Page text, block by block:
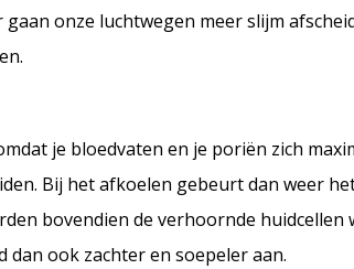
onze luchtwegen meer slijm
je bloedvaten en je poriën zich
Bij het afkoelen gebeurt dan weer
bovendien de verhoornde huidcellen
dan ook zachter en soepeler aan.